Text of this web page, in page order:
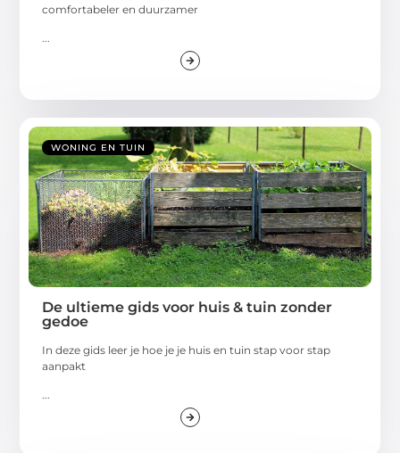
comfortabeler en duurzamer
...
WONING EN TUIN
De ultieme gids voor huis & tuin zonder
gedoe
In deze gids leer je hoe je je huis en tuin stap voor stap
aanpakt
...